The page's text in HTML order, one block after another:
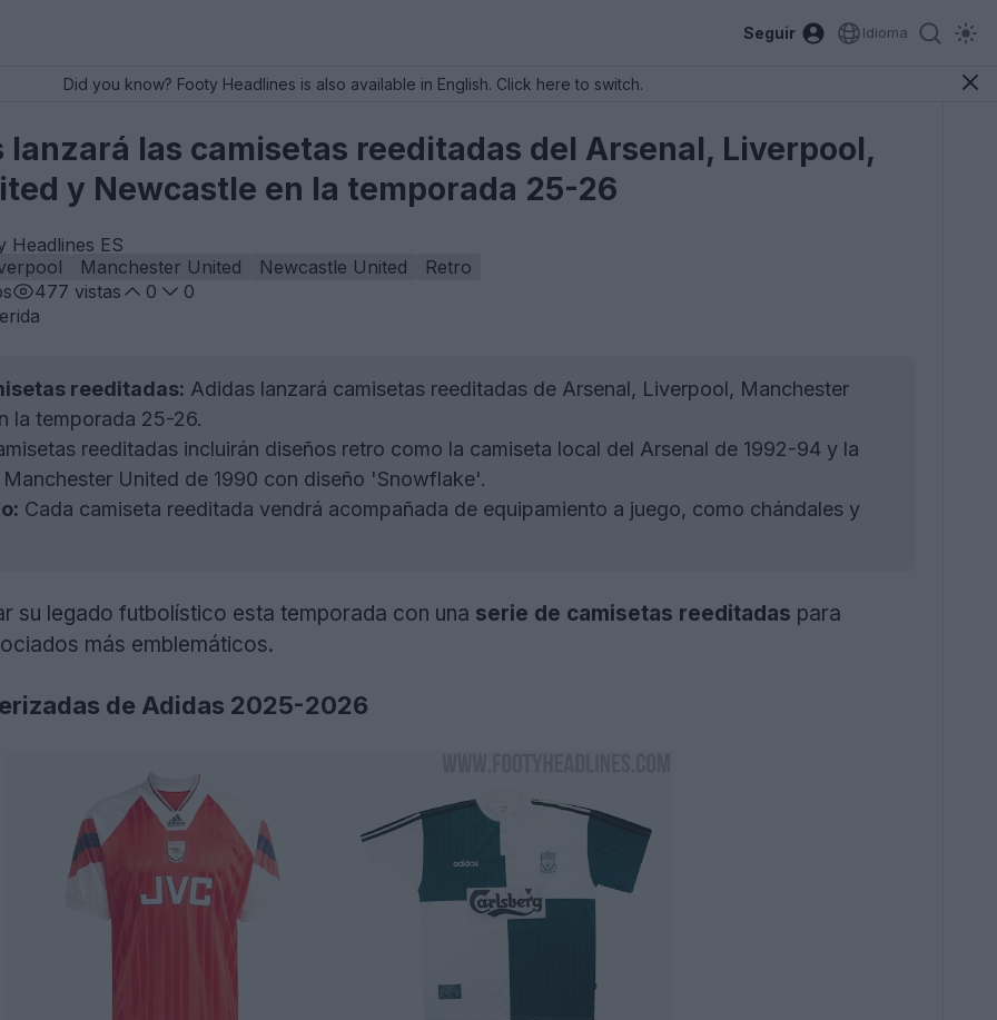
Seguir Idioma
Did you know? Footy Headlines is also available in English. Click here to switch.
lanzará las camisetas reeditadas del Arsenal, Liverpool,
y Newcastle en la temporada 25-26
Headlines ES
Manchester United Newcastle United
Retro
477 vistas 0
0
reeditadas: Adidas lanzará camisetas reeditadas de Arsenal, Liverpool, Manchester
la temporada 25-26.
reeditadas incluirán diseños retro como la camiseta local del Arsenal de 1992-94 y la
United de 1990 con diseño 'Snowflake'.
Cada camiseta reeditada vendrá acompañada de equipamiento a juego, como chándales y
su legado futbolístico esta temporada con una serie de camisetas reeditadas para
más emblemáticos.
de Adidas 2025-2026